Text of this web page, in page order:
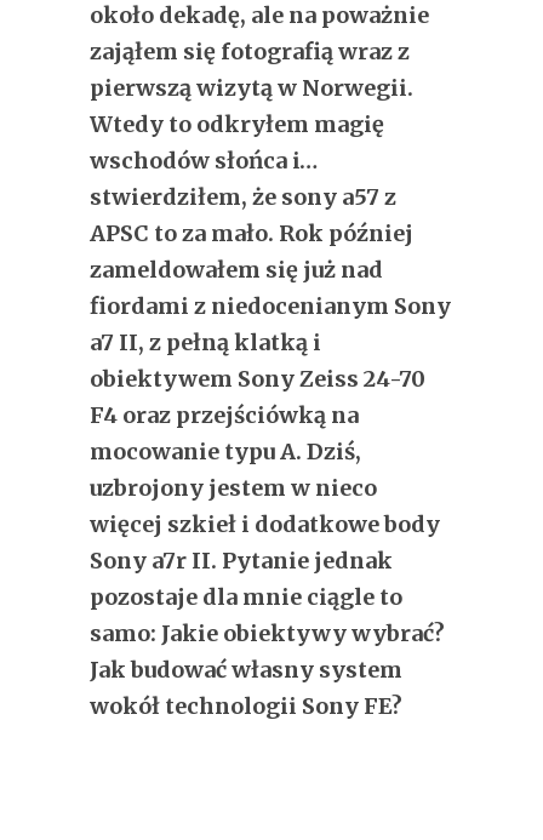
około dekadę, ale na poważnie
zająłem się fotografią wraz z
pierwszą wizytą w Norwegii.
Wtedy to odkryłem magię
wschodów słońca i…
stwierdziłem, że sony a57 z
APSC to za mało. Rok później
zameldowałem się już nad
fiordami z niedocenianym Sony
a7 II, z pełną klatką i
obiektywem Sony Zeiss 24-70
F4 oraz przejściówką na
mocowanie typu A. Dziś,
uzbrojony jestem w nieco
więcej szkieł i dodatkowe body
Sony a7r II. Pytanie jednak
pozostaje dla mnie ciągle to
samo: Jakie obiektywy wybrać?
Jak budować własny system
wokół technologii Sony FE?